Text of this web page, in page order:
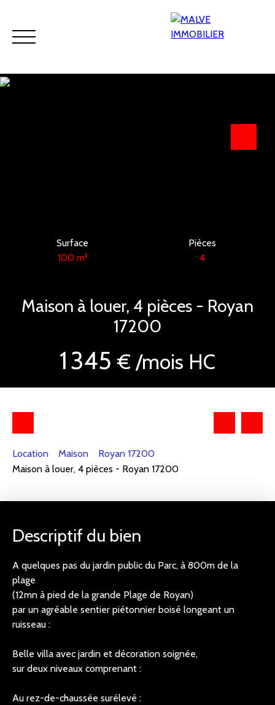
Surface
100 m²
Pièces
4
Maison à louer, 4 pièces - Royan
17200
1 345 € /mois HC
Location Maison
Royan 17200
Maison à louer, 4 pièces - Royan 17200
Descriptif du bien
A quelques pas du jardin public du Parc, à 800m de la
plage
(12mn à pied de la grande Plage de Royan)
par un agréable sentier piétonnier boisé longeant un
ruisseau :
Belle villa avec jardin et décoration soignée,
sur deux niveaux comprenant :
Au rez-de-chaussée surélevé :